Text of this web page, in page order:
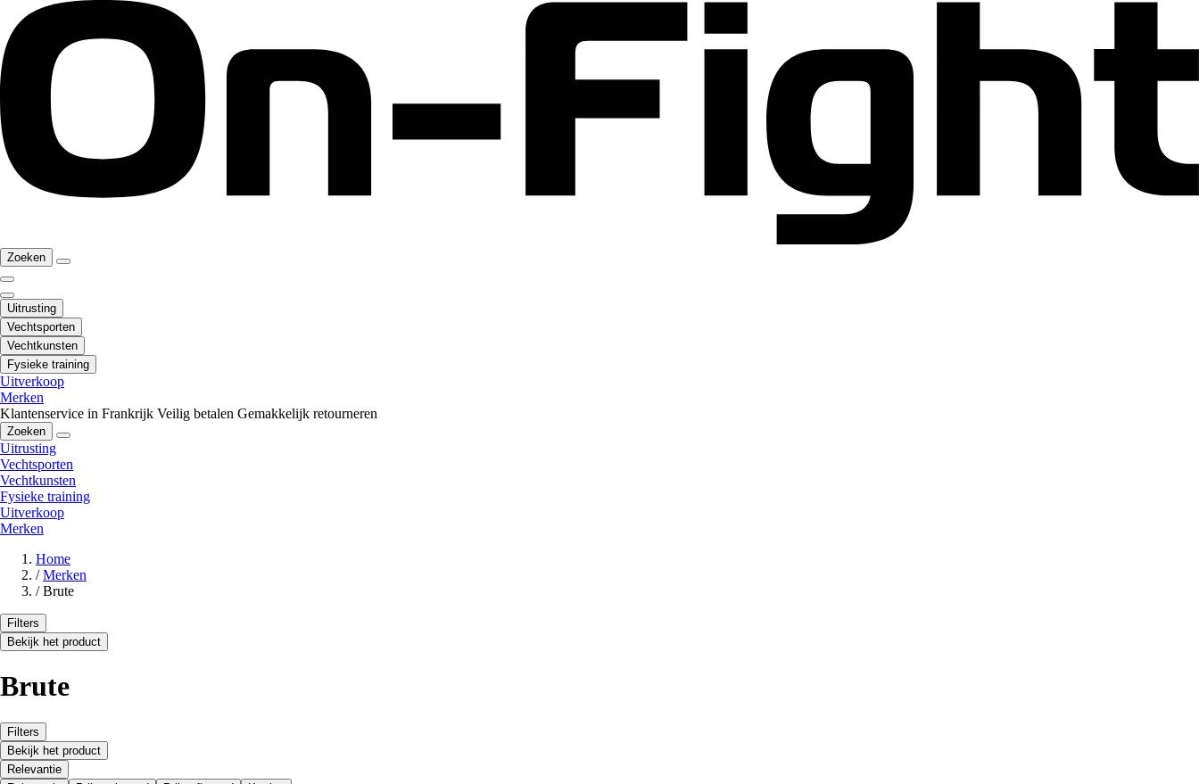
Zoeken
Uitrusting
Vechtsporten
Vechtkunsten
Fysieke training
Uitverkoop
Merken
Klantenservice in Frankrijk Veilig betalen Gemakkelijk retourneren
Zoeken
Uitrusting
Vechtsporten
Vechtkunsten
Fysieke training
Uitverkoop
Merken
Home
/ Merken
/ Brute
Filters
Bekijk het product
Brute
Filters
Bekijk het product
Relevantie